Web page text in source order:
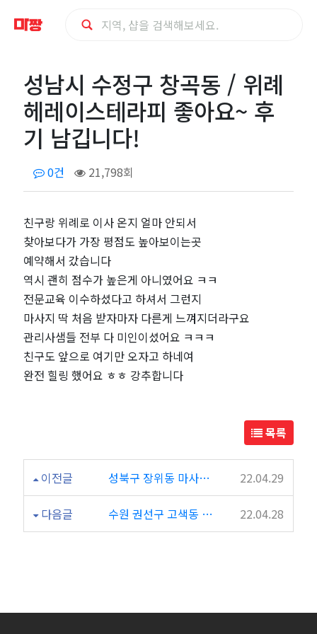
남
시
정
구
창
곡
동
헤
레
이
테
성남시 수정구 창곡동 / 위례
헤레이스테라피 좋아요~ 후
기 남깁니다!
0건 21,798회
친구랑 위례로 이사 온지 얼마 안되서
찾아보다가 가장 평점도 높아보이는곳
예약해서 갔습니다
역시 괜히 점수가 높은게 아니였어요 ㅋㅋ
전문교육 이수하셨다고 하셔서 그런지
마사지 딱 처음 받자마자 다른게 느껴지더라구요
관리사샘들 전부 다 미인이셨어요 ㅋㅋㅋ
친구도 앞으로 여기만 오자고 하네여
완전 힐링 했어요 ㅎㅎ 강추합니다
목록
이전글 성북구 장위동 마사지샵 M타이 후기!! 이렇게곳이 있었다니~ 22.04.29
다음글 수원 권선구 고색동 렉스테라피 다녀왔어요 후기 남기네요 ..ㅋㅋㅋ 22.04.28